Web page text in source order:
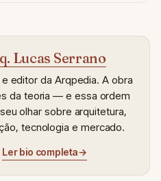
Lucas Serrano
e editor da Arqpedia. A obra
da teoria — e essa ordem
olhar sobre arquitetura,
tecnologia e mercado.
Ler bio completa→